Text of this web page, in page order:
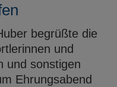
begrüßte die
und
und sonstigen
Ehrungsabend